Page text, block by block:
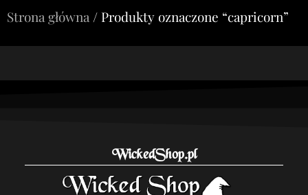
Strona główna / Produkty oznaczone “capricorn”
WickedShop.pl